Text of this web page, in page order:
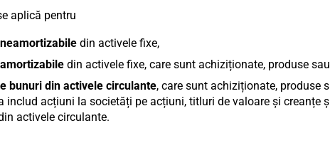
aplică pentru
din activele fixe,
din activele fixe, care sunt achiziționate, produse
bunuri din activele circulante, care sunt achiziționate, produse
includ acțiuni la societăți pe acțiuni, titluri de valoare și creanțe
activele circulante.